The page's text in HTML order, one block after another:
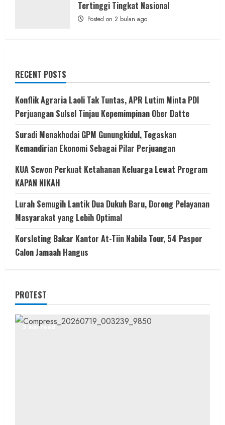
Tertinggi Tingkat Nasional
Posted on 2 bulan ago
RECENT POSTS
Konflik Agraria Laoli Tak Tuntas, APR Lutim Minta PDI
Perjuangan Sulsel Tinjau Kepemimpinan Ober Datte
Suradi Menakhodai GPM Gunungkidul, Tegaskan
Kemandirian Ekonomi Sebagai Pilar Perjuangan ​
KUA Sewon Perkuat Ketahanan Keluarga Lewat Program
KAPAN NIKAH
Lurah Semugih Lantik Dua Dukuh Baru, Dorong Pelayanan
Masyarakat yang Lebih Optimal
Korsleting Bakar Kantor At-Tiin Nabila Tour, 54 Paspor
Calon Jamaah Hangus
PROTEST
3 min read